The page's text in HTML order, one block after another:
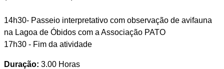
14h30- Passeio interpretativo com observação de avifauna
na Lagoa de Óbidos com a Associação PATO
17h30 - Fim da atividade
Duração: 3.00 Horas